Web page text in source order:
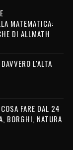
MATEMATICA:
DI ALLMATH
L'ALTA
FARE DAL 24
BORGHI, NATURA